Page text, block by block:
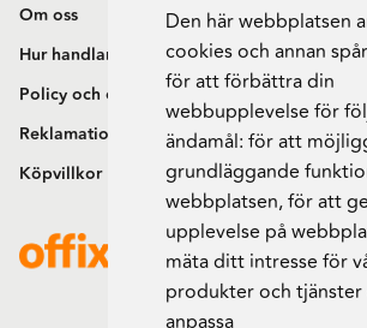
Den här webbplatsen
cookies och annan
för att förbättra din
webbupplevelse för
ändamål: för att
grundläggande
webbplatsen,för att
upplevelse på
mäta ditt intresse för
produkter och
anpassa
Om oss
Hur handlar jag?
Policy och cookies
Reklamation och retur
Köpvillkor